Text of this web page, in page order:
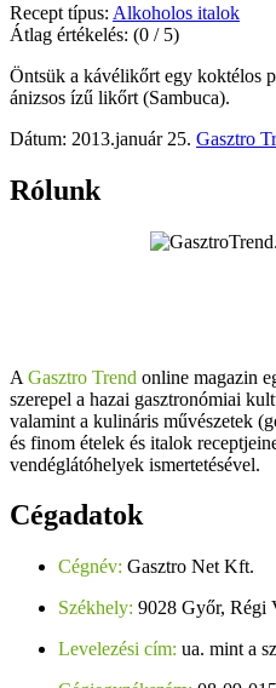
Recept típus: Alkoholos italok
Átlag értékelés: (0 / 5)
Öntsük a kávélikőrt egy koktélos
ánizsos ízű likőrt (Sambuca).
Dátum: 2013.január 25. Gasztro
Rólunk
A Gasztro Trend online magazin
szerepel a hazai gasztronómiai
valamint a kulináris művészetek
és finom ételek és italok
vendéglátóhelyek ismertetésével.
Cégadatok
Cégnév: Gasztro Net Kft.
Székhely: 9028 Győr, Régi
Levelezési cím: ua. mint a